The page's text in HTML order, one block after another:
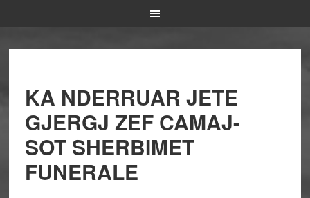
KA NDERRUAR JETE
GJERGJ ZEF CAMAJ-
SOT SHERBIMET
FUNERALE